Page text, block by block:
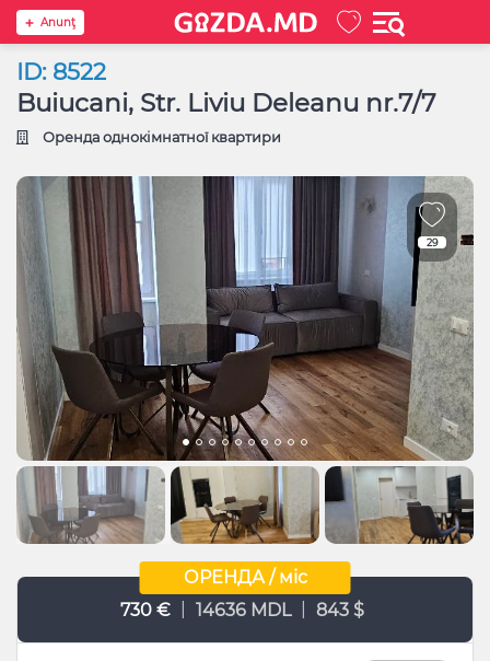
Anunţ
ID: 8522
Buiucani, Str. Liviu Deleanu nr.7/7
Оренда однокімнатної квартири
29
ОРЕНДА / міс
730 €
14636 MDL 843 $